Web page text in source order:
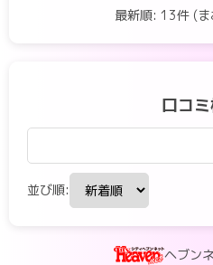
最新順: 13件 (
口コ
並び順:
ヘブン